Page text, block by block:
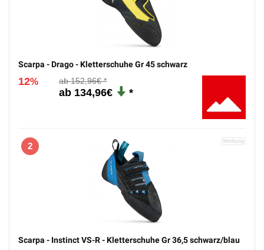
Scarpa - Drago - Kletterschuhe Gr 45 schwarz
12% 152,96€
134,96€
2
Scarpa - Instinct VS-R - Kletterschuhe Gr 36,5 schwarz/blau